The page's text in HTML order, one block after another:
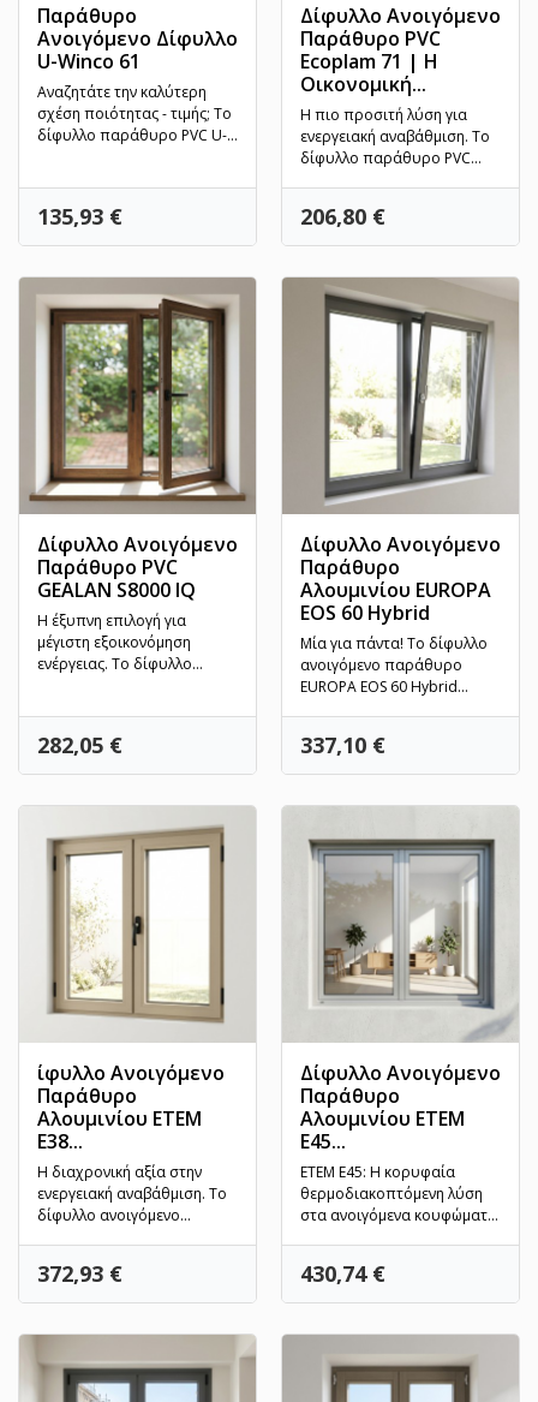
Παράθυρο
Ανοιγόμενο Δίφυλλο
U-Winco 61
Αναζητάτε την καλύτερη
σχέση ποιότητας - τιμής; Το
δίφυλλο παράθυρο PVC U-
Τιμή
135,93 €
Δίφυλλο Ανοιγόμενο
Παράθυρο PVC
Ecoplam 71 | Η
Οικονομική...
Η πιο προσιτή λύση για
ενεργειακή αναβάθμιση. Το
δίφυλλο παράθυρο PVC
Τιμή
206,80 €
Δίφυλλο Ανοιγόμενο
Παράθυρο PVC
GEALAN S8000 IQ
Η έξυπνη επιλογή για
μέγιστη εξοικονόμηση
ενέργειας. Το δίφυλλο
Τιμή
282,05 €
Δίφυλλο Ανοιγόμενο
Παράθυρο
Αλουμινίου EUROPA
EOS 60 Hybrid
Μία για πάντα! Το δίφυλλο
ανοιγόμενο παράθυρο
EUROPA EOS 60 Hybrid
Τιμή
337,10 €
ίφυλλο Ανοιγόμενο
Παράθυρο
Αλουμινίου ETEM
E38...
Η διαχρονική αξία στην
ενεργειακή αναβάθμιση. Το
δίφυλλο ανοιγόμενο
Τιμή
372,93 €
Δίφυλλο Ανοιγόμενο
Παράθυρο
Αλουμινίου ETEM
E45...
ETEM E45: Η κορυφαία
θερμοδιακοπτόμενη λύση
στα ανοιγόμενα κουφώματα.
Τιμή
430,74 €